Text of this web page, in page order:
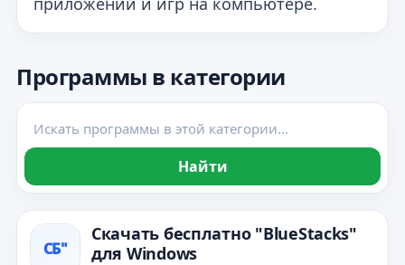
Программы в категории
Найти
СБ"
Скачать бесплатно "BlueStacks"
для Windows